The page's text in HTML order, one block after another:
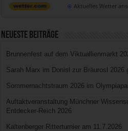
Aktuelles Wetter
Neueste Beiträge
Brunnenfest auf dem Viktuallienmarkt
Sarah Marx im Donisl zur Bräurosl 2026
Sommernachtstraum 2026 im
Auftaktveranstaltung Münchner
Entdecker-Reich 2026
Kaltenberger Ritterturnier am 11.7.2026